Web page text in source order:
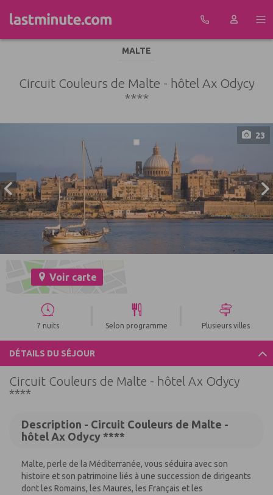
MALTE
Circuit Couleurs de Malte - hôtel Ax Odycy
****
23
Voir carte
7 nuits Selon programme Plusieurs villes
DÉTAILS DU SÉJOUR
Circuit Couleurs de Malte - hôtel Ax Odycy
****
Description - Circuit Couleurs de Malte -
hôtel Ax Odycy ****
Malte, perle de la Méditerranée, vous séduira avec son
histoire et son patrimoine liés à une succession de dirigeants
dont les Romains, les Maures, les Français et les